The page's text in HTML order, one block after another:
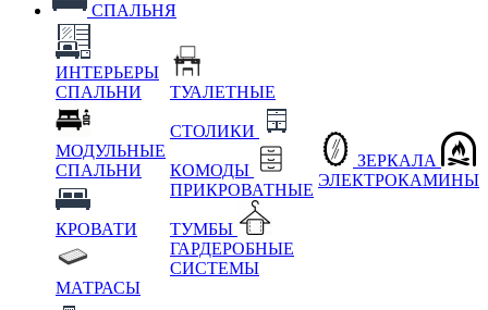
СПАЛЬНЯ
ИНТЕРЬЕРЫ
СПАЛЬНИ
МОДУЛЬНЫЕ
СПАЛЬНИ
КРОВАТИ
МАТРАСЫ
ТУАЛЕТНЫЕ
СТОЛИКИ
КОМОДЫ
ПРИКРОВАТНЫЕ
ТУМБЫ
ГАРДЕРОБНЫЕ
СИСТЕМЫ
ЗЕРКАЛА
ЭЛЕКТРОКАМИНЫ